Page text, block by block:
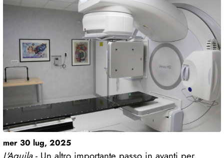
mer 30 lug, 2025